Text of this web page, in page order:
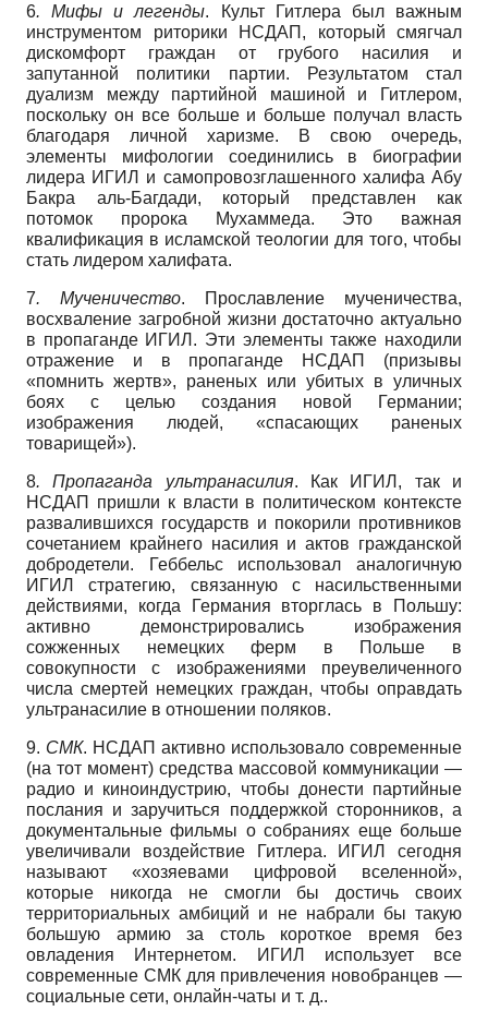
6. Мифы и легенды. Культ Гитлера был важным
инструментом риторики НСДАП, который смягчал
дискомфорт граждан от грубого насилия и
запутанной политики партии. Результатом стал
дуализм между партийной машиной и Гитлером,
поскольку он все больше и больше получал власть
благодаря личной харизме. В свою очередь,
элементы мифологии соединились в биографии
лидера ИГИЛ и самопровозглашенного халифа Абу
Бакра аль-Багдади, который представлен как
потомок пророка Мухаммеда. Это важная
квалификация в исламской теологии для того, чтобы
стать лидером халифата.
7. Мученичество. Прославление мученичества,
восхваление загробной жизни достаточно актуально
в пропаганде ИГИЛ. Эти элементы также находили
отражение и в пропаганде НСДАП (призывы
«помнить жертв», раненых или убитых в уличных
боях с целью создания новой Германии;
изображения людей, «спасающих раненых
товарищей»).
8. Пропаганда ультранасилия. Как ИГИЛ, так и
НСДАП пришли к власти в политическом контексте
развалившихся государств и покорили противников
сочетанием крайнего насилия и актов гражданской
добродетели. Геббельс использовал аналогичную
ИГИЛ стратегию, связанную с насильственными
действиями, когда Германия вторглась в Польшу:
активно демонстрировались изображения
сожженных немецких ферм в Польше в
совокупности с изображениями преувеличенного
числа смертей немецких граждан, чтобы оправдать
ультранасилие в отношении поляков.
9. СМК. НСДАП активно использовало современные
(на тот момент) средства массовой коммуникации —
радио и киноиндустрию, чтобы донести партийные
послания и заручиться поддержкой сторонников, а
документальные фильмы о собраниях еще больше
увеличивали воздействие Гитлера. ИГИЛ сегодня
называют «хозяевами цифровой вселенной»,
которые никогда не смогли бы достичь своих
территориальных амбиций и не набрали бы такую
большую армию за столь короткое время без
овладения Интернетом. ИГИЛ использует все
современные СМК для привлечения новобранцев —
социальные сети, онлайн-чаты и т. д..